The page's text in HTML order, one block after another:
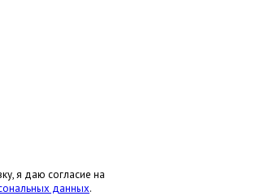
я даю согласие на
данных.